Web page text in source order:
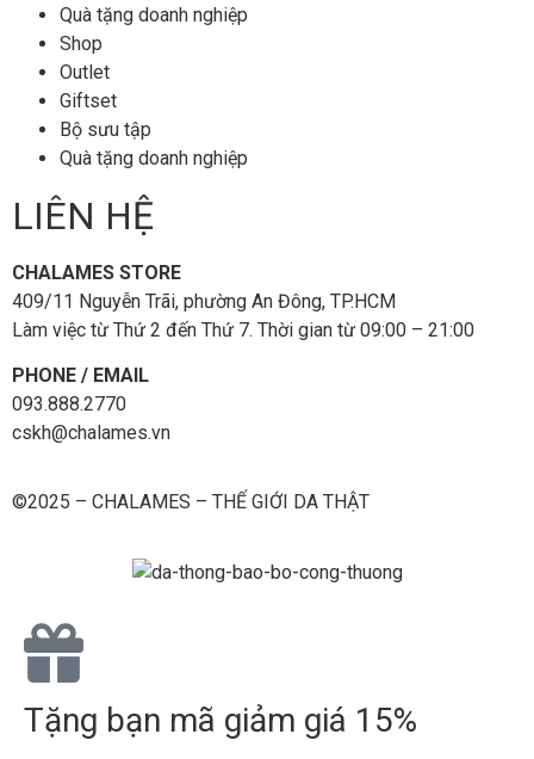
Quà tặng doanh nghiệp
Shop
Outlet
Giftset
Bộ sưu tập
Quà tặng doanh nghiệp
LIÊN HỆ
CHALAMES STORE
409/11 Nguyễn Trãi, phường An Đông, TP.HCM
Làm việc từ Thứ 2 đến Thứ 7. Thời gian từ 09:00 – 21:00
PHONE / EMAIL
093.888.2770
cskh@chalames.vn
©2025 – CHALAMES – THẾ GIỚI DA THẬT
Tặng bạn mã giảm giá 15%